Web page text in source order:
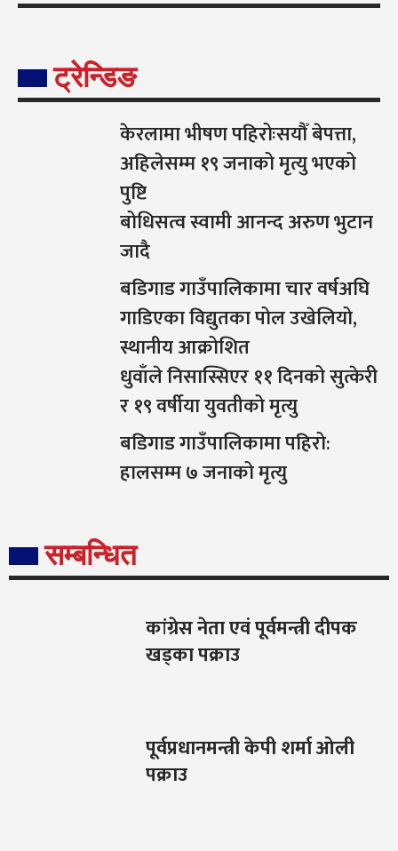
ट्रेन्डिङ
केरलामा भीषण पहिरोःसयौँ बेपत्ता,
अहिलेसम्म १९ जनाको मृत्यु भएको
पुष्टि
बोधिसत्व स्वामी आनन्द अरुण भुटान
जादै
बडिगाड गाउँपालिकामा चार वर्षअघि
गाडिएका विद्युतका पोल उखेलियो,
स्थानीय आक्रोशित
धुवाँले निसास्सिएर ११ दिनको सुत्केरी
र १९ वर्षीया युवतीको मृत्यु
बडिगाड गाउँपालिकामा पहिरो:
हालसम्म ७ जनाको मृत्यु
सम्बन्धित
कांग्रेस नेता एवं पूर्वमन्त्री दीपक
खड्का पक्राउ
पूर्वप्रधानमन्त्री केपी शर्मा ओली
पक्राउ